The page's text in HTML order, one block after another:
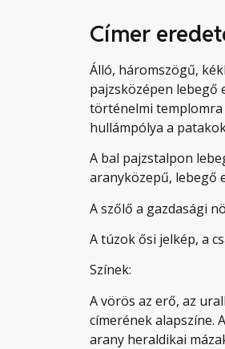
Címer
Álló, háromszögű,
pajzsközépen lebegő
történelmi templomra
hullámpólya a
A bal pajzstalpon
aranyközepű, lebegő
A szőlő a gazdasági
A túzok ősi jelkép, a
Színek:
A vörös az erő, az
címerének alapszíne.
arany heraldikai